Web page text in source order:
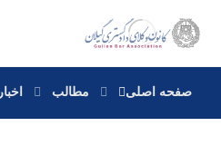
صفحه اصلی مطالب اخبار